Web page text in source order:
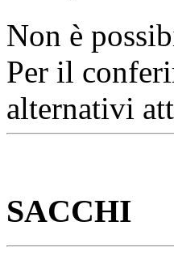
Non è
Per il
alternativi
SACCHI